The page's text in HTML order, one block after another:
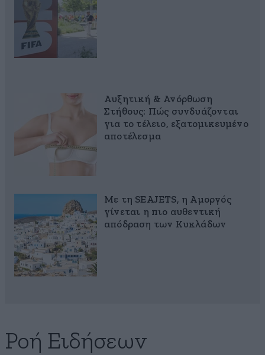
Αυξητική & Ανόρθωση
Στήθους: Πώς συνδυάζονται
για το τέλειο, εξατομικευμένο
αποτέλεσμα
Με τη SEAJETS, η Αμοργός
γίνεται η πιο αυθεντική
απόδραση των Κυκλάδων
Ροή Ειδήσεων